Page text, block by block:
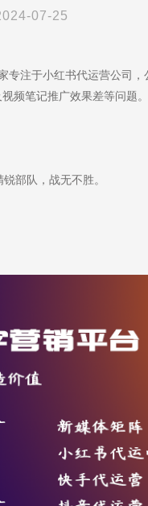
07-25
注于小红书代运营公司
频笔记推广效果差等问题。
部队，战无不胜。